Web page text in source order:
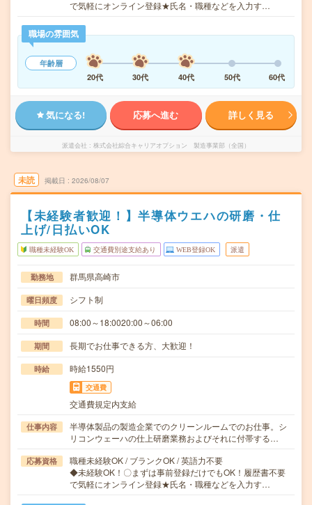
で気軽にオンライン登録★氏名・職種などを入力す…
職場の雰囲気
年齢層
20代
30代 40代 50代 60代
気になる! 応募へ進む 詳しく見る
派遣会社 株式会社綜合キャリアオプション 製造事業部（全国）
未読 掲載日 2026/08/07
【未経験者歓迎！】半導体ウエハの研磨・仕
上げ/日払いOK
職種未経験OK 交通費別途支給あり WEB登録OK 派遣
勤務地 群馬県高崎市
曜日頻度 シフト制
時間 08:00～18:0020:00～06:00
期間 長期でお仕事できる方、大歓迎！
時給 時給1550円
交通費
交通費規定内支給
仕事内容
半導体製品の製造企業でのクリーンルームでのお仕事。シ
リコンウェーハの仕上研磨業務およびそれに付帯する…
応募資格
職種未経験OK / ブランクOK / 英語力不要
◆未経験OK！〇まずは事前登録だけでもOK！履歴書不要
で気軽にオンライン登録★氏名・職種などを入力す…